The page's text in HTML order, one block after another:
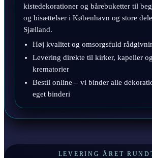
kistedekorationer og bårebuketter til
og bisættelser i København og store
Sjælland.
Høj kvalitet og omsorgsfuld
Levering direkte til kirker, kapeller og
krematorier
Bestil online – vi binder alle
eget binderi
LEVERING ÅRET